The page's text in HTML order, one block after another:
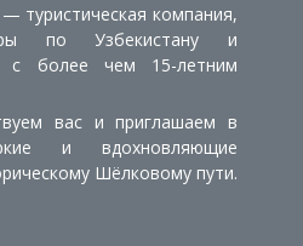
туристическая компания,
по Узбекистану и
с более чем 15-летним
вас и приглашаем в
и вдохновляющие
Шёлковому пути.